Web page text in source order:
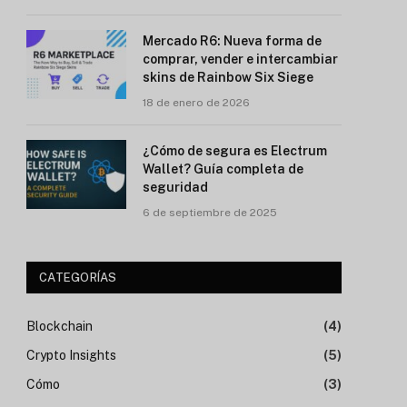
Mercado R6: Nueva forma de
comprar, vender e intercambiar
skins de Rainbow Six Siege
18 de enero de 2026
¿Cómo de segura es Electrum
Wallet? Guía completa de
seguridad
6 de septiembre de 2025
CATEGORÍAS
Blockchain
(4)
Crypto Insights
(5)
Cómo
(3)